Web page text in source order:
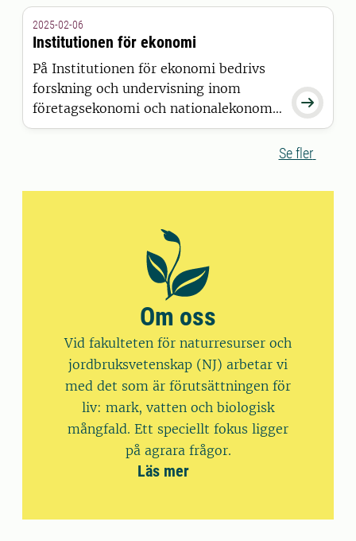
viktigare än nu. Vi bidrar till ett
hållbart jord- och skogsbruk,
växtskydd med mindre gifter,
naturvård och viltförvaltning.

2025-02-06
Institutionen för ekonomi
På Institutionen för ekonomi bedrivs
forskning och undervisning inom
företagsekonomi och nationalekonomi,
tillämpat på frågor som rör hållbarhet,
Se fler
Om oss
Vid fakulteten för naturresurser och
jordbruksvetenskap (NJ) arbetar vi
med det som är förutsättningen för
liv: mark, vatten och biologisk
mångfald. Ett speciellt fokus ligger
på agrara frågor.
Läs mer